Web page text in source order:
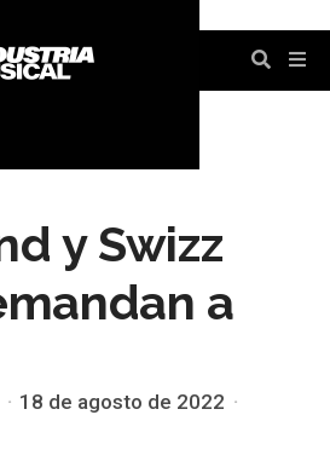
y Swizz
a
18 de agosto de 2022